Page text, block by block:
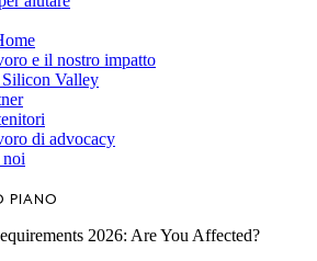
e il nostro impatto
Silicon Valley
di advocacy
noi
PIANO
2026: Are You Affected?